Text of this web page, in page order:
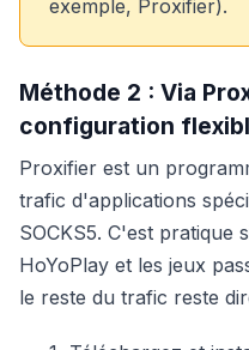
exemple, Proxifier).
Méthode 2 : Via
configuration
Proxifier est un
trafic d'applications
SOCKS5. C'est pratique
HoYoPlay et les jeux
le reste du trafic reste